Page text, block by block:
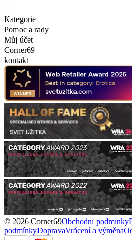
Kategorie
Pomoc a rady
Můj účet
Corner69
kontakt
© 2026 Corner69Obchodní podmínky
podmínkyDopravaVrácení a výměna